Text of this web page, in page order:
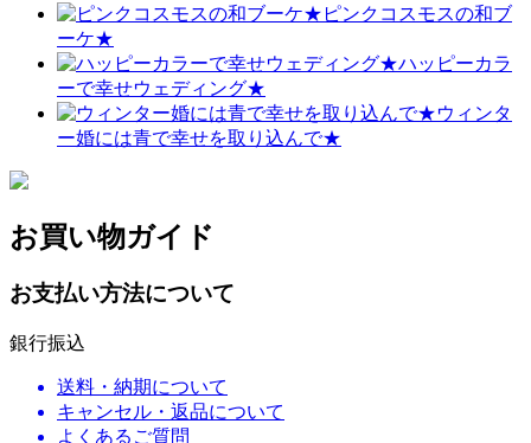
ピンクコスモスの和ブ
ーケ★
ハッピーカラ
ーで幸せウェディング★
ウィンタ
ー婚には青で幸せを取り込んで★
お買い物ガイド
お支払い方法について
銀行振込
送料・納期について
キャンセル・返品について
よくあるご質問